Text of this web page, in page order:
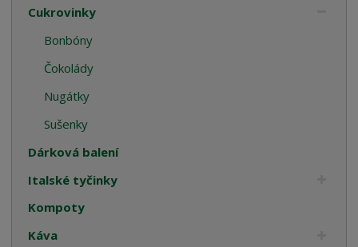
Cukrovinky
Bonbóny
Čokolády
Nugátky
Sušenky
Dárková balení
Italské tyčinky
Kompoty
Káva